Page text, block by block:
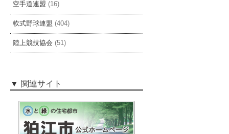
空手道連盟 (16)
軟式野球連盟 (404)
陸上競技協会 (51)
関連サイト